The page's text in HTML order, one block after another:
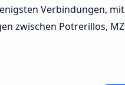
Verbindungen, mit
zwischen Potrerillos, MZ